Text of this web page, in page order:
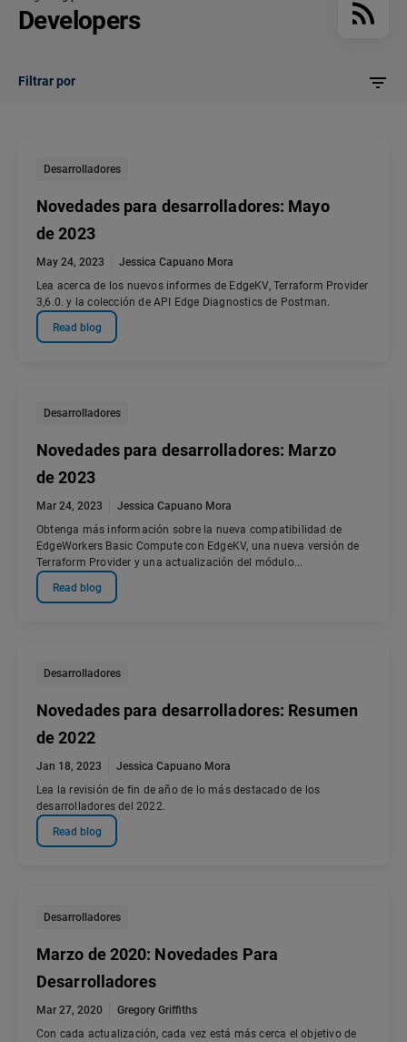
Developers
Filtrar por
Desarrolladores
Novedades para desarrolladores: Mayo
de 2023
May 24, 2023
Jessica Capuano Mora
Lea acerca de los nuevos informes de EdgeKV, Terraform Provider
3,6.0. y la colección de API Edge Diagnostics de Postman.
Read blog
Desarrolladores
Novedades para desarrolladores: Marzo
de 2023
Mar 24, 2023
Jessica Capuano Mora
Obtenga más información sobre la nueva compatibilidad de
EdgeWorkers Basic Compute con EdgeKV, una nueva versión de
Terraform Provider y una actualización del módulo...
Read blog
Desarrolladores
Novedades para desarrolladores: Resumen
de 2022
Jan 18, 2023
Jessica Capuano Mora
Lea la revisión de fin de año de lo más destacado de los
desarrolladores del 2022.
Read blog
Desarrolladores
Marzo de 2020: Novedades Para
Desarrolladores
Mar 27, 2020
Gregory Griffiths
Con cada actualización, cada vez está más cerca el objetivo de